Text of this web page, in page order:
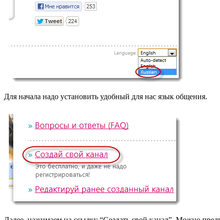
Для начала надо установить удобный для нас язык общения.